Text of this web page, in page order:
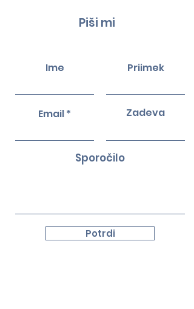
Piši mi
Ime Priimek
Email Zadeva
Sporočilo
Potrdi